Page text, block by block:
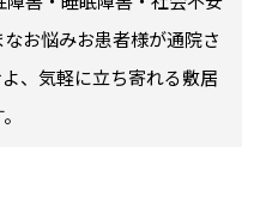
お悩みお患者様が通院さ
、気軽に立ち寄れる敷居